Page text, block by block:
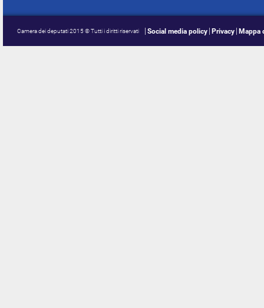
Camera dei deputati 2015 © Tutti i diritti riservati Social media policy Privacy Mappa